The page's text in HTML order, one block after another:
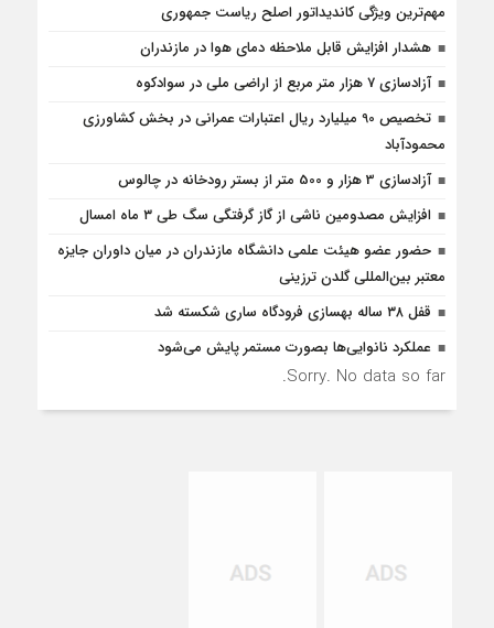
مهم‌ترین ویژگی کاندیداتور اصلح ریاست جمهوری
هشدار افزایش قابل ملاحظه دمای هوا در مازندران
آزادسازی 7 هزار متر مربع از اراضی ملی در سوادکوه
تخصیص 90 میلیارد ریال اعتبارات عمرانی در بخش کشاورزی
محمودآباد
آزادسازی 3 هزار و 500 متر از بستر رودخانه در چالوس
افزایش مصدومین ناشی از گاز گرفتگی سگ طی ۳ ماه امسال
حضور عضو هیئت علمی دانشگاه مازندران در میان داوران جایزه
معتبر بین‌المللی گلدن ترزینی
قفل ۳۸ ساله بهسازی فرودگاه ساری شکسته شد
عملکرد نانوایی‌ها بصورت مستمر پایش می‌شود
Sorry. No data so far.